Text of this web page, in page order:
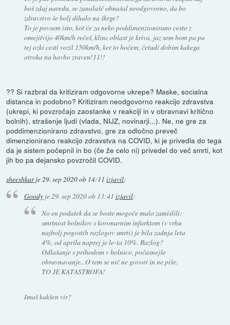
boš zdaj naredu, se zanalašč obnašal neodgovorno, da bo
zdravstvo še bolj dihalo na škrge?
To je povsem isto, kot če za neko poddimenzionirano cesto z
omejitvijo 40km/h rečeš, klinc oblast je kriva, jaz sem bom pa pa
tej ozki cesti vozil 150km/h, ker to hočem, četudi dobim kakega
otroka na havbo zraven!11!!
?? Si razbral da kritiziram odgovorne ukrepe? Maske, socialna
distanca in podobno? Kritiziram neodgovorno reakcijo zdravstva
(ukrepi, ki povzročajo zaostanke v reakciji in v obravnavi kritično
bolnih), strašenje ljudi (vlada, NIJZ, novinarji...). Ne, ne gre za
poddimenzionirano zdravstvo, gre za odločno preveč
dimenzionirano reakcijo zdravstva na COVID, ki je privedla do tega
da je sistem počepnil in bo (če že celo ni) privedel do več smrti, kot
jih bo pa dejansko povzročil COVID.
sheeshkarje29. sep 2020 ob 14:11 izjavil:
Goodyje29. sep 2020 ob 13:41 izjavil:
No en podatek da se boste mogoče malo zamislili:
smrtnost bolnikov s koronarnim infarktom (v vrhu
najbolj pogostih razlogov smrti) je bila zadnja leta
4%, od aprila naprej je le-ta 10%. Razlog?
Odlašanje s prihodom v bolnico, počasnejše
obravnavanje...O tem se nič ne govori in ne piše.
TO JE KATASTROFA!
Imaš kakšen vir?